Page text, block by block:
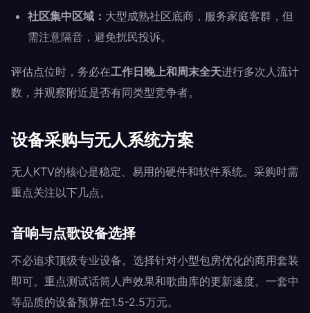
社区集中区域： 大型成熟社区底商，服务家庭客群，但
需注意隔音，避免扰民投诉。
评估点位时，务必在工作日晚上和周末全天进行多次人流计
数，并观察附近是否有同类型竞争者。
设备采购与无人系统方案
无人KTV的核心是稳定、易用的硬件和软件系统。采购时需
重点关注以下几点。
音响与点歌设备选择
不必追求顶级专业设备。选择针对小型包房优化的商用套装
即可。重点测试话筒人声效果和歌曲库的更新速度。一套中
等品质的设备预算在1.5-2.5万元。